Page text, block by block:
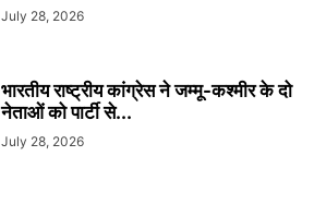
July 28, 2026
भारतीय राष्ट्रीय कांग्रेस ने जम्मू-कश्मीर के दो
नेताओं को पार्टी से...
July 28, 2026